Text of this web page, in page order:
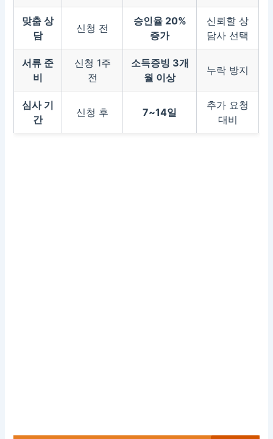
맞춤 상
담
신청 전
승인율 20%
증가
신뢰할 상
담사 선택
서류 준
비
신청 1주
전
소득증빙 3개
월 이상
누락 방지
심사 기
간
신청 후 7~14일
추가 요청
대비